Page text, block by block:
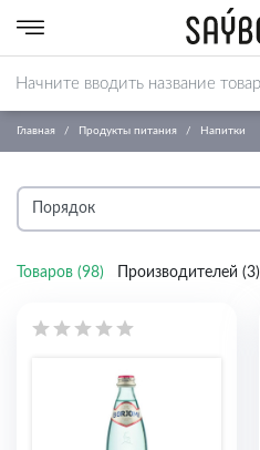
Главная Продукты питания Напитки
Товаров (98) Производителей (3)